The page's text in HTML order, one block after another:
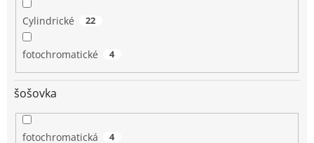
Cylindrické 22
fotochromatické 4
šošovka
fotochromatická 4